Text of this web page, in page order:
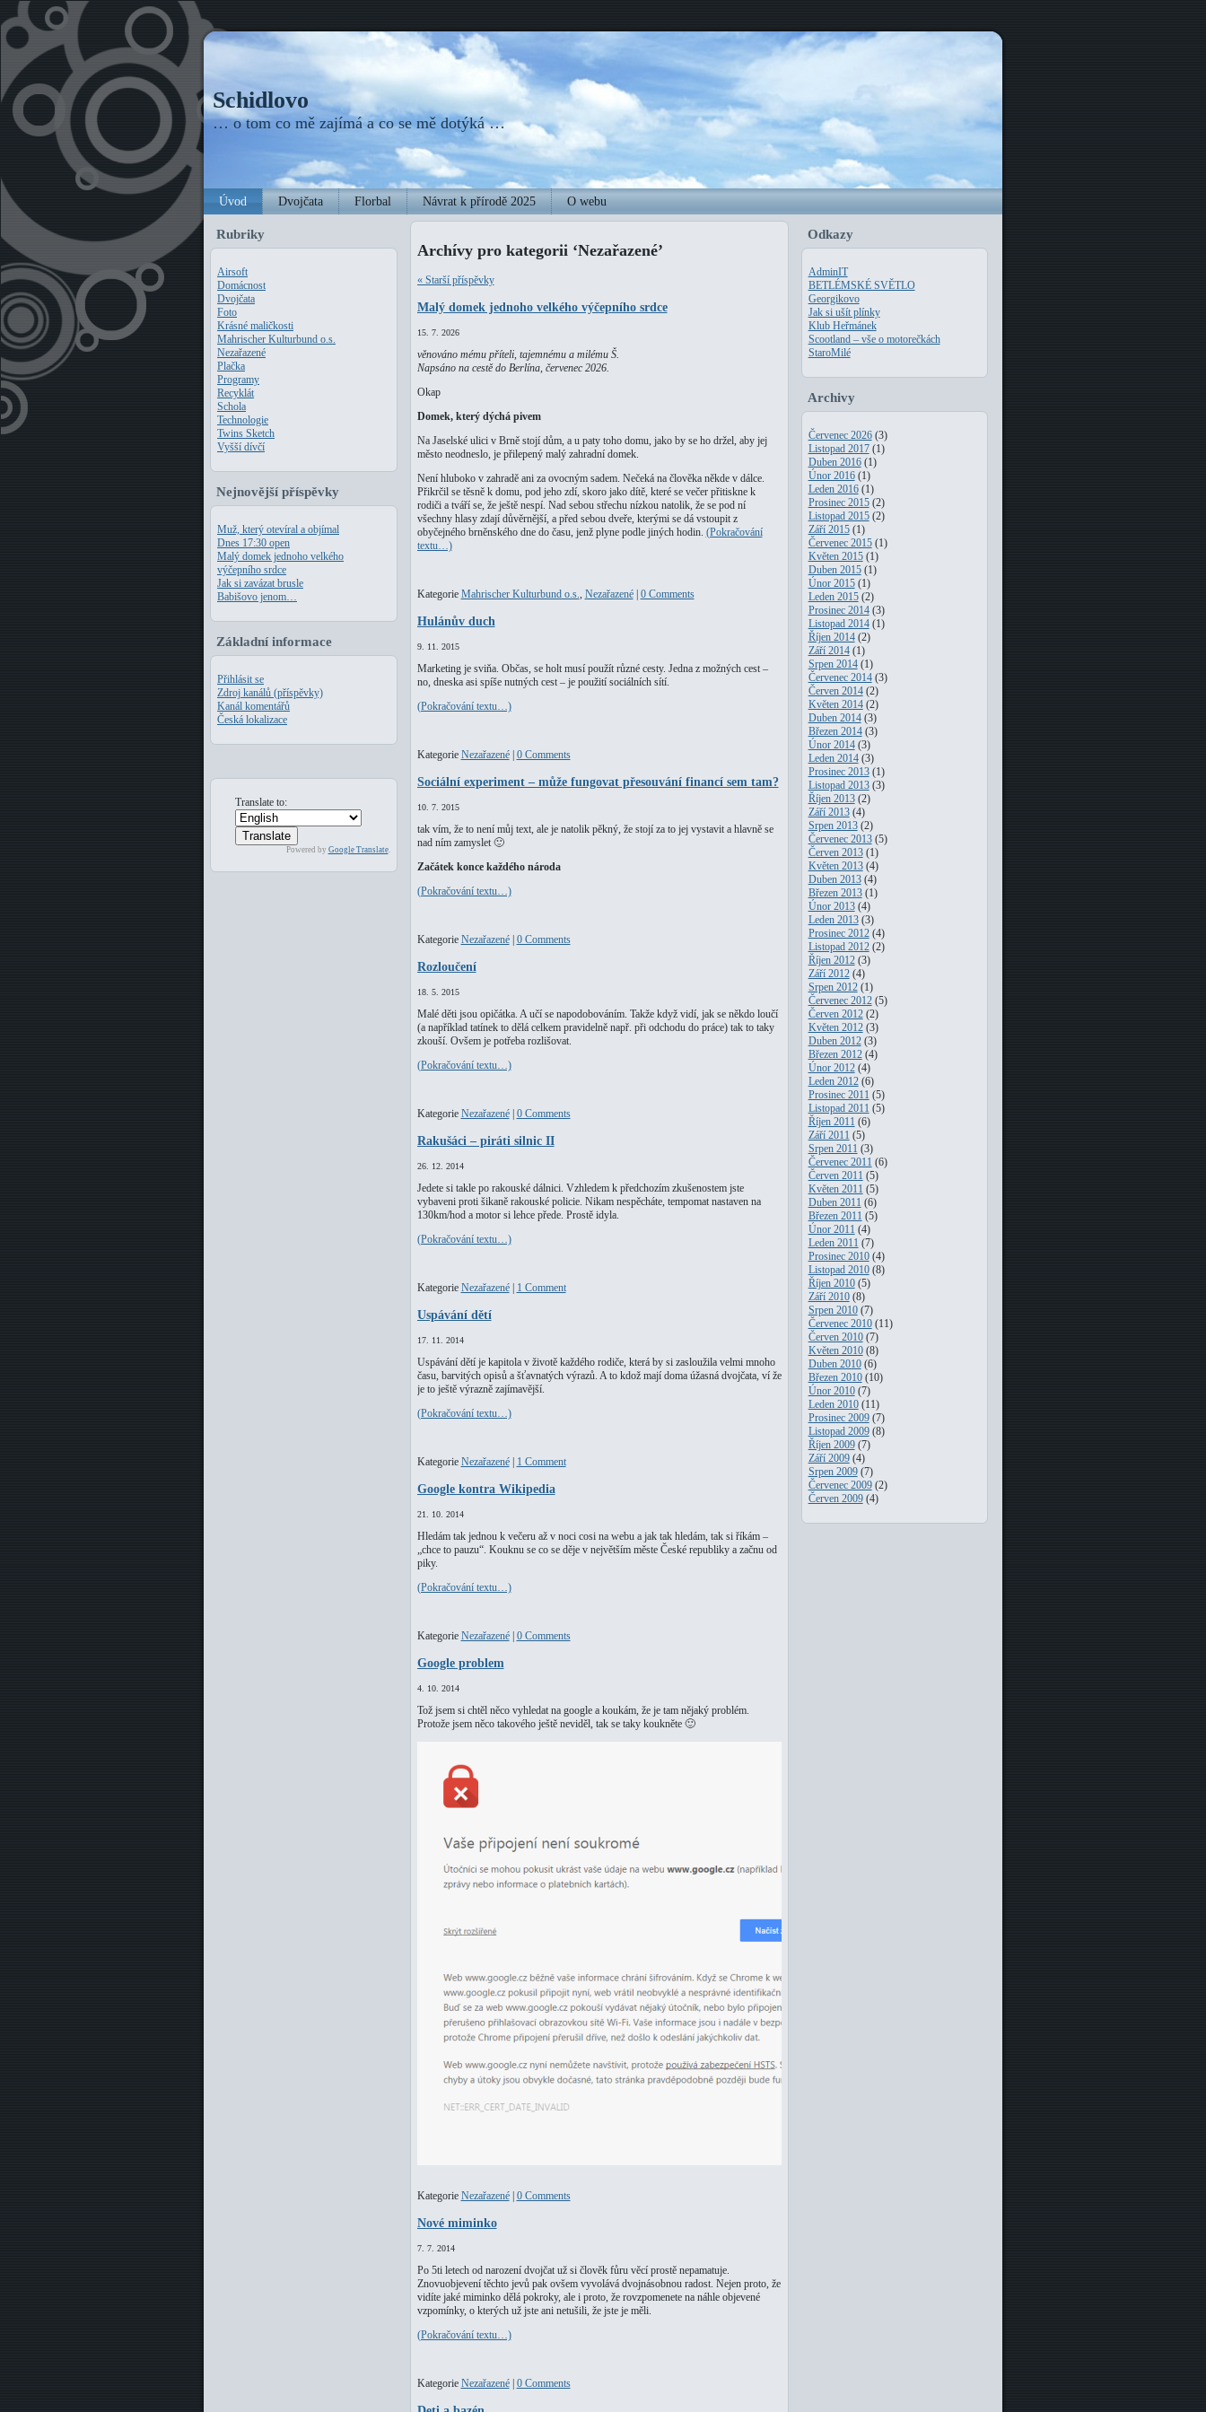
Schidlovo
… o tom co mě zajímá a co se mě dotýká …
Úvod Dvojčata Florbal Návrat k přírodě 2025 O webu
Rubriky
Airsoft
Domácnost
Dvojčata
Foto
Krásné maličkosti
Mahrischer Kulturbund o.s.
Nezařazené
Plačka
Programy
Recyklát
Schola
Technologie
Twins Sketch
Vyšší dívčí
Nejnovější příspěvky
Muž, který otevíral a objímal
Dnes 17:30 open
Malý domek jednoho velkého
výčepního srdce
Jak si zavázat brusle
Babišovo jenom…
Základní informace
Přihlásit se
Zdroj kanálů (příspěvky)
Kanál komentářů
Česká lokalizace
Translate to:
Powered by Google Translate.
Archívy pro kategorii ‘Nezařazené’
« Starší příspěvky
Malý domek jednoho velkého výčepního srdce
15. 7. 2026
věnováno mému příteli, tajemnému a milému Š.
Napsáno na cestě do Berlína, červenec 2026.
Okap
Domek, který dýchá pivem
Na Jaselské ulici v Brně stojí dům, a u paty toho domu, jako by se ho držel, aby jej
město neodneslo, je přilepený malý zahradní domek.
Není hluboko v zahradě ani za ovocným sadem. Nečeká na člověka někde v dálce.
Přikrčil se těsně k domu, pod jeho zdí, skoro jako dítě, které se večer přitiskne k
rodiči a tváří se, že ještě nespí. Nad sebou střechu nízkou natolik, že se pod ní
všechny hlasy zdají důvěrnější, a před sebou dveře, kterými se dá vstoupit z
obyčejného brněnského dne do času, jenž plyne podle jiných hodin. (Pokračování
textu…)
Kategorie Mahrischer Kulturbund o.s., Nezařazené| 0 Comments
Hulánův duch
9. 11. 2015
Marketing je sviňa. Občas, se holt musí použít různé cesty. Jedna z možných cest –
no, dneska asi spíše nutných cest – je použití sociálních sítí.
(Pokračování textu…)
Kategorie Nezařazené| 0 Comments
Sociální experiment – může fungovat přesouvání financí sem tam?
10. 7. 2015
tak vím, že to není můj text, ale je natolik pěkný, že stojí za to jej vystavit a hlavně se
nad ním zamyslet 🙂
Začátek konce každého národa
(Pokračování textu…)
Kategorie Nezařazené| 0 Comments
Rozloučení
18. 5. 2015
Malé děti jsou opičátka. A učí se napodobováním. Takže když vidí, jak se někdo loučí
(a například tatínek to dělá celkem pravidelně např. při odchodu do práce) tak to taky
zkouší. Ovšem je potřeba rozlišovat.
(Pokračování textu…)
Kategorie Nezařazené| 0 Comments
Rakušáci – piráti silnic II
26. 12. 2014
Jedete si takle po rakouské dálnici. Vzhledem k předchozím zkušenostem jste
vybaveni proti šikaně rakouské policie. Nikam nespěcháte, tempomat nastaven na
130km/hod a motor si lehce přede. Prostě idyla.
(Pokračování textu…)
Kategorie Nezařazené| 1 Comment
Uspávání dětí
17. 11. 2014
Uspávání dětí je kapitola v životě každého rodiče, která by si zasloužila velmi mnoho
času, barvitých opisů a šťavnatých výrazů. A to kdož mají doma úžasná dvojčata, ví že
je to ještě výrazně zajímavější.
(Pokračování textu…)
Kategorie Nezařazené| 1 Comment
Google kontra Wikipedia
21. 10. 2014
Hledám tak jednou k večeru až v noci cosi na webu a jak tak hledám, tak si říkám –
„chce to pauzu“. Kouknu se co se děje v největším měste České republiky a začnu od
piky.
(Pokračování textu…)
Kategorie Nezařazené| 0 Comments
Google problem
4. 10. 2014
Tož jsem si chtěl něco vyhledat na google a koukám, že je tam nějaký problém.
Protože jsem něco takového ještě neviděl, tak se taky koukněte 🙂
Kategorie Nezařazené| 0 Comments
Nové miminko
7. 7. 2014
Po 5ti letech od narození dvojčat už si člověk fůru věcí prostě nepamatuje.
Znovuobjevení těchto jevů pak ovšem vyvolává dvojnásobnou radost. Nejen proto, že
vidíte jaké miminko dělá pokroky, ale i proto, že rovzpomenete na náhle objevené
vzpomínky, o kterých už jste ani netušili, že jste je měli.
(Pokračování textu…)
Kategorie Nezařazené| 0 Comments
Odkazy
AdminIT
BETLÉMSKÉ SVĚTLO
Georgikovo
Jak si ušít plínky
Klub Heřmánek
Scootland – vše o motorečkách
StaroMilé
Archivy
Červenec 2026(3)
Listopad 2017(1)
Duben 2016(1)
Únor 2016(1)
Leden 2016(1)
Prosinec 2015(2)
Listopad 2015(2)
Září 2015(1)
Červenec 2015(1)
Květen 2015(1)
Duben 2015(1)
Únor 2015(1)
Leden 2015(2)
Prosinec 2014(3)
Listopad 2014(1)
Říjen 2014(2)
Září 2014(1)
Srpen 2014(1)
Červenec 2014(3)
Červen 2014(2)
Květen 2014(2)
Duben 2014(3)
Březen 2014(3)
Únor 2014(3)
Leden 2014(3)
Prosinec 2013(1)
Listopad 2013(3)
Říjen 2013(2)
Září 2013(4)
Srpen 2013(2)
Červenec 2013(5)
Červen 2013(1)
Květen 2013(4)
Duben 2013(4)
Březen 2013(1)
Únor 2013(4)
Leden 2013(3)
Prosinec 2012(4)
Listopad 2012(2)
Říjen 2012(3)
Září 2012(4)
Srpen 2012(1)
Červenec 2012(5)
Červen 2012(2)
Květen 2012(3)
Duben 2012(3)
Březen 2012(4)
Únor 2012(4)
Leden 2012(6)
Prosinec 2011 (5)
Listopad 2011 (5)
Říjen 2011 (6)
Září 2011 (5)
Srpen 2011 (3)
Červenec 2011 (6)
Červen 2011 (5)
Květen 2011 (5)
Duben 2011 (6)
Březen 2011 (5)
Únor 2011 (4)
Leden 2011 (7)
Prosinec 2010(4)
Listopad 2010(8)
Říjen 2010(5)
Září 2010(8)
Srpen 2010(7)
Červenec 2010(11)
Červen 2010(7)
Květen 2010(8)
Duben 2010(6)
Březen 2010(10)
Únor 2010(7)
Leden 2010(11)
Prosinec 2009(7)
Listopad 2009(8)
Říjen 2009(7)
Září 2009(4)
Srpen 2009(7)
Červenec 2009(2)
Červen 2009(4)